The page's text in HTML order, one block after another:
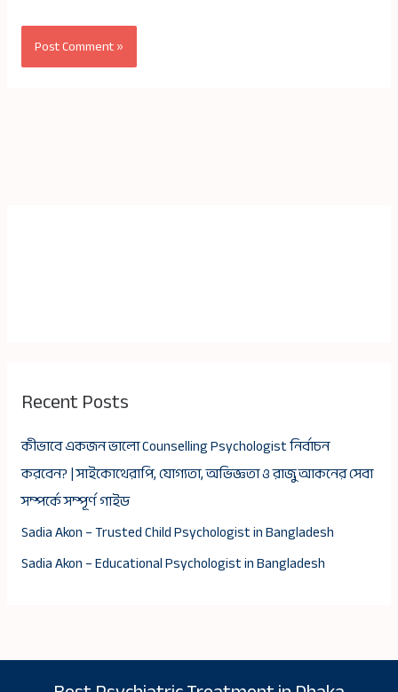
Recent Posts
কীভাবে একজন ভালো Counselling Psychologist নির্বাচন
করবেন? | সাইকোথেরাপি, যোগ্যতা, অভিজ্ঞতা ও রাজু আকনের সেবা
সম্পর্কে সম্পূর্ণ গাইড
Sadia Akon – Trusted Child Psychologist in Bangladesh
Sadia Akon – Educational Psychologist in Bangladesh